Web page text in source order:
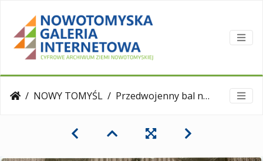
NOWY TOMYŚL Przedwojenny bal nowotomyskiego oddziału Związku Strzeleckiego.